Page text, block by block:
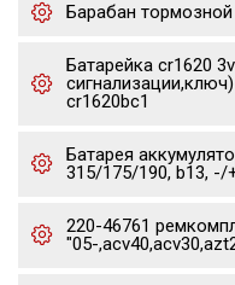
Барабан
Батарейка cr1620
cr1620bc1
Батарея
315/175/190, b13, -/
220-46761
"05-